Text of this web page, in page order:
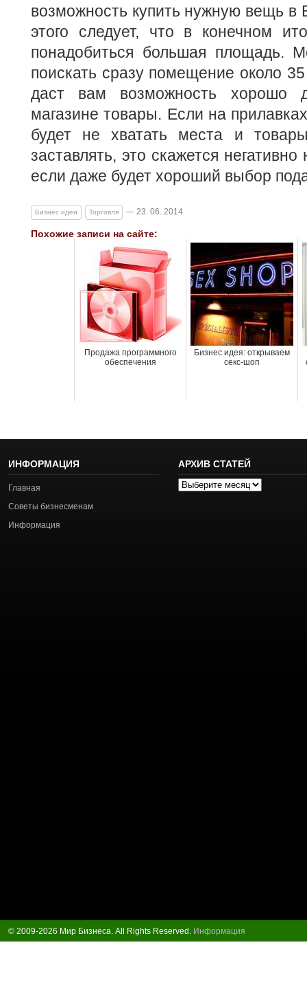
возможность купить нужную вещь
этого следует, что в конечном
понадобиться большая площадь.
поискать сразу помещение около
даст вам возможность хорошо
магазине товары. Если на
будет не хватать места и
заставлять, это скажется
если даже будет хороший выбор
Бизнес идеи Торговля — 23. 06. 2014
Похожие записи на сайте:
Продажа программного
обеспечения
Бизнес идея: открываем
секс-шоп
ИНФОРМАЦИЯ
Главная
Советы бизнесменам
Информация
АРХИВ СТАТЕЙ
Архив
© 2009-2026 Мир Бизнеса. All Rights Reserved. Информация